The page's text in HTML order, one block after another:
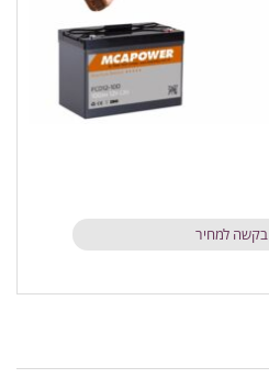
בקשה למחיר